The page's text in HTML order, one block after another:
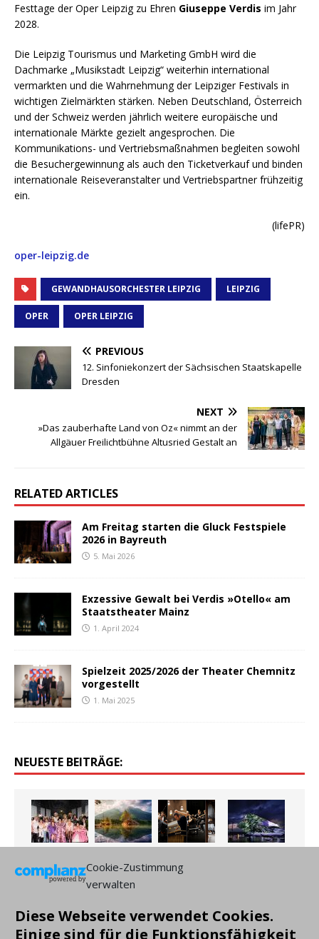
Cookie-Zustimmung
verwalten
Diese Webseite verwendet Cookies.
Einige sind für die Funktionsfähigkeit
Festtage der Oper Leipzig zu Ehren Giuseppe Verdis im Jahr
2028.
Die Leipzig Tourismus und Marketing GmbH wird die
Dachmarke „Musikstadt Leipzig“ weiterhin international
vermarkten und die Wahrnehmung der Leipziger Festivals in
wichtigen Zielmärkten stärken. Neben Deutschland, Österreich
und der Schweiz werden jährlich weitere europäische und
internationale Märkte gezielt angesprochen. Die
Kommunikations- und Vertriebsmaßnahmen begleiten sowohl
die Besuchergewinnung als auch den Ticketverkauf und binden
internationale Reiseveranstalter und Vertriebspartner frühzeitig
ein.
(lifePR)
oper-leipzig.de
GEWANDHAUSORCHESTER LEIPZIG LEIPZIG
OPER OPER LEIPZIG
PREVIOUS
12. Sinfoniekonzert der Sächsischen Staatskapelle
Dresden
NEXT
»Das zauberhafte Land von Oz« nimmt an der
Allgäuer Freilichtbühne Altusried Gestalt an
RELATED ARTICLES
Am Freitag starten die Gluck Festspiele
2026 in Bayreuth
5. Mai 2026
Exzessive Gewalt bei Verdis »Otello« am
Staatstheater Mainz
1. April 2024
Spielzeit 2025/2026 der Theater Chemnitz
vorgestellt
1. Mai 2025
NEUESTE BEITRÄGE: